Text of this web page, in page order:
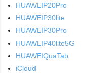
HUAWEIP20Pro
HUAWEIP30lite
HUAWEIP30Pro
HUAWEIP40lite5G
HUAWEIQuaTab
iCloud